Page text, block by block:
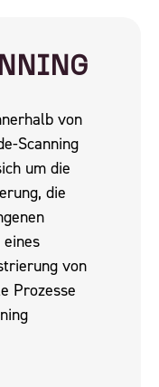
von
Scanning
um die
die
von
Prozesse